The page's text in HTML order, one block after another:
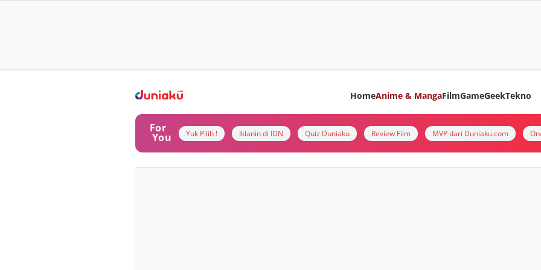
HomeAnime & MangaFilmGameGeekTekno
For
You Yuk Pilih ! Iklanin di IDN Quiz Duniaku Review Film MVP dari Duniaku.com